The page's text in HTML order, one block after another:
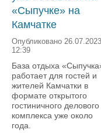
«Сыпучке» на
Камчатке
Опубликовано 26.07.2023
12:39
База отдыха
работает для гостей и
жителей Камчатки в
формате открытого
гостиничного делового
комплекса уже около
года.